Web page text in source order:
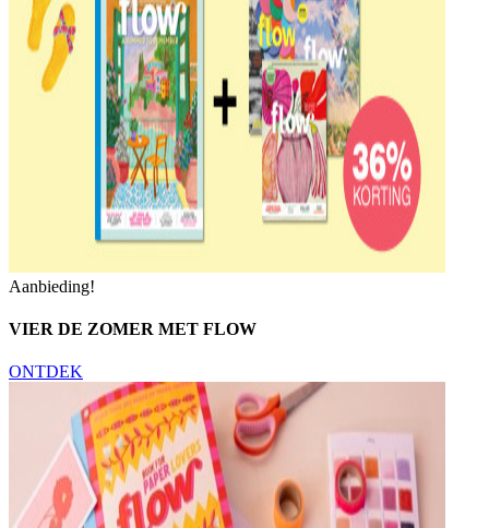
Aanbieding!
VIER DE ZOMER MET FLOW
ONTDEK